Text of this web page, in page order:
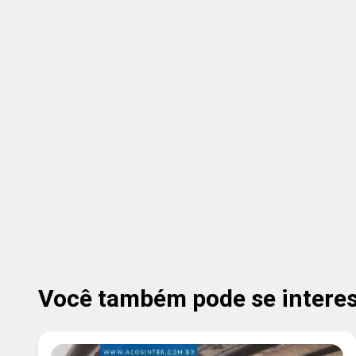
Você também pode se